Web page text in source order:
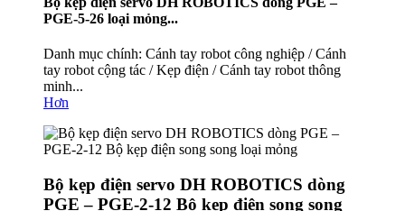
PGE-5-26 loại mỏng...
Danh mục chính: Cánh tay robot công nghiệp / Cánh
tay robot cộng tác / Kẹp điện / Cánh tay robot thông
minh...
Hơn
Bộ kẹp điện servo DH ROBOTICS dòng
PGE – PGE-2-12 Bộ kẹp điện song song